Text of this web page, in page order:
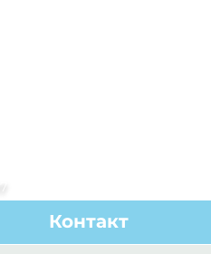
Контакт